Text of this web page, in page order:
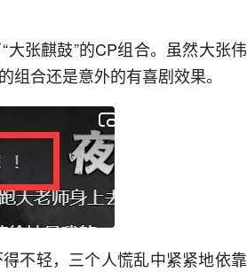
张麒鼓”的CP组合。虽然大张伟
合还是意外的有喜剧效果。
不轻，三个人慌乱中紧紧地依靠